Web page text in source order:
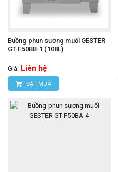
Buồng phun sương muối GESTER
GT-F50BB-1 (108L)
Giá: Liên hệ
ĐẶT MUA